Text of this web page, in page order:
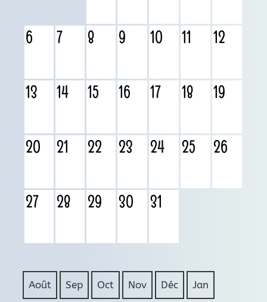
6 7 8 9 10 11 12
13 14 15 16 17 18 19
20 21 22 23 24 25 26
27 28 29 30 31
Août Sep Oct Nov Déc Jan